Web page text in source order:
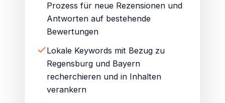
Prozess für neue Rezensionen und
Antworten auf bestehende
Bewertungen
Lokale Keywords mit Bezug zu
Regensburg und Bayern
recherchieren und in Inhalten
verankern